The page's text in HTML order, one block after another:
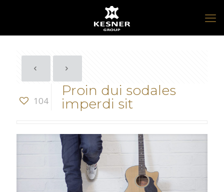
104
Proin dui sodales
imperdi sit